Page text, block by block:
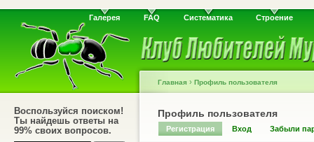
Галерея FAQ Систематика Строение
Воспользуйся поиском!
Ты найдешь ответы на
99% своих вопросов.
Главная › Профиль пользователя
Профиль пользователя
Регистрация Вход Забыли